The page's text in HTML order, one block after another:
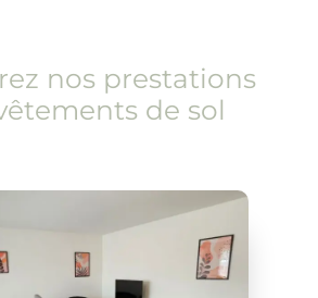
nos prestations
de sol